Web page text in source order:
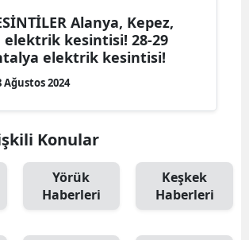
Alanya, Kepez,
kesintisi! 28-29
elektrik kesintisi!
Ağustos 2024
Konular
Yörük
Haberleri
Keşkek
Haberleri